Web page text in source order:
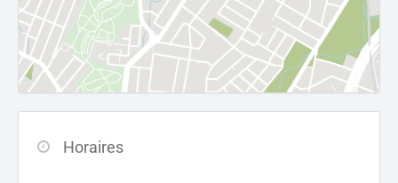
Horaires